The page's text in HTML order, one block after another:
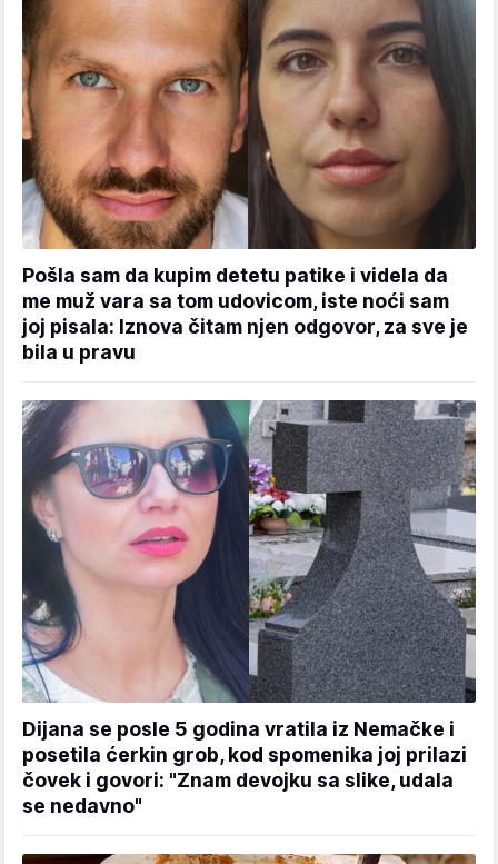
Pošla sam da kupim detetu patike i videla da
me muž vara sa tom udovicom, iste noći sam
joj pisala: Iznova čitam njen odgovor, za sve je
bila u pravu
Dijana se posle 5 godina vratila iz Nemačke i
posetila ćerkin grob, kod spomenika joj prilazi
čovek i govori: "Znam devojku sa slike, udala
se nedavno"